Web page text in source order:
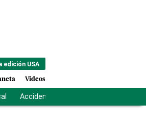
edición USA
Videos
Accidente Los Ríos